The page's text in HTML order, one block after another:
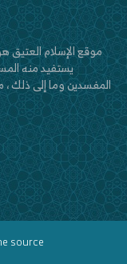
يستفيد منه
المفسدين وما إلى ذلك ،
source